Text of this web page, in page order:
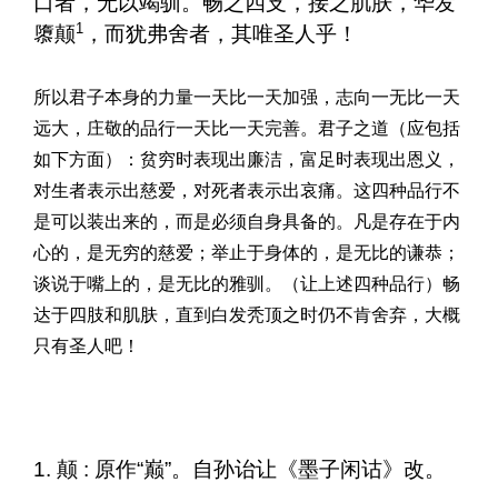
隳颠1 ，而犹弗舍者，其唯圣人乎！
所以君子本身的力量一天比一天加强，志向一无比一天
远大，庄敬的品行一天比一天完善。君子之道（应包括
如下方面）：贫穷时表现出廉洁，富足时表现出恩义，
对生者表示出慈爱，对死者表示出哀痛。这四种品行不
是可以装出来的，而是必须自身具备的。凡是存在于内
心的，是无穷的慈爱；举止于身体的，是无比的谦恭；
谈说于嘴上的，是无比的雅驯。（让上述四种品行）畅
达于四肢和肌肤，直到白发秃顶之时仍不肯舍弃，大概
只有圣人吧！
1. 颠 : 原作“巅”。自孙诒让《墨子闲诂》改。